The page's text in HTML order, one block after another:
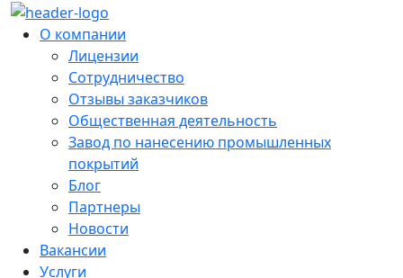
О компании
Лицензии
Сотрудничество
Отзывы заказчиков
Общественная деятельность
Завод по нанесению промышленных
покрытий
Блог
Партнеры
Новости
Вакансии
Услуги